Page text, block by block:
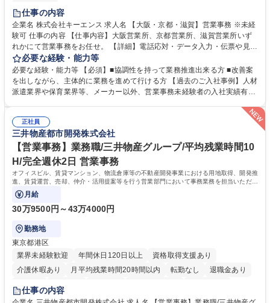
土日祝休み
仕事の内容
企業名 株式会社キーエンス 求人名 【大阪・京都・滋賀】営業事務 ※未経
験可 仕事の内容 【仕事内容】大阪営業所、京都営業所、滋賀営業所いず
れかにて営業事務をお任せ。 【詳細】電話応対・データ入力・伝票や見積
の作成・カタログ送付・来客対応・営業所内で発生する事務業務や業務改
善をお任せ。 【教育制度】ご入社後、育成担当とペアになりながらOJTに
て業務を覚えていただくことが可能です。業務システムがきちんと構築さ
れているため、スムーズに仕事に慣れることができる環境です。また、
常に改善を目指す風土のため、安心して業務に取り組んでいただけます。
募集職種 【大阪・京都・滋賀】営業事務 ※未経験可
必要な経験・能力等
必要な経験・能力等 【必須】■協調性を持って業務推進出来る方 ■改善案
を出しながら、主体的に業務を進めて行ける方 【過去のご入社事例】人材
派遣業界や保育業界等、メーカー以外、営業事務未経験者の入社実績有
により、キーエンスの付加価値向上に貢献します。ベースの定型業務に加
えて、お客様や社員の状況に合わせ、能動的なサポート、改善の動きも期
待され。組織を支えるスペシャリストとして、チームに貢献し、結果的に
社員から頼られる存在になることができます。平均19:30の退勤以降の業
務の持ち帰りも禁止されており、メリハリのある働き方となります。 学
歴・資格 学歴：大学院 大学 高専 短大 語学力： 資格：
正社員
三井物産都市開発株式会社
【営業事務】業務職/三井物産グループ/平均残業時間10
H/完全週休2日 営業事務
オフィスビル、賃貸マンション、物流倉庫等の不動産開発事業における用地取得、開発推
進、賃貸運営、売却、仲介・活用提案等を行う営業部門において事務業務を担当いただき
ます。
月給
30万9500円～43万4000円
勤務地
東京都港区
業界未経験歓迎
年間休日120日以上
資格取得支援あり
介護休暇あり
月平均残業時間20時間以内 転勤なし
退職金あり
在宅OK
賞与あり
駅近5分以内
土日祝休み 寮・社宅あり
仕事の内容